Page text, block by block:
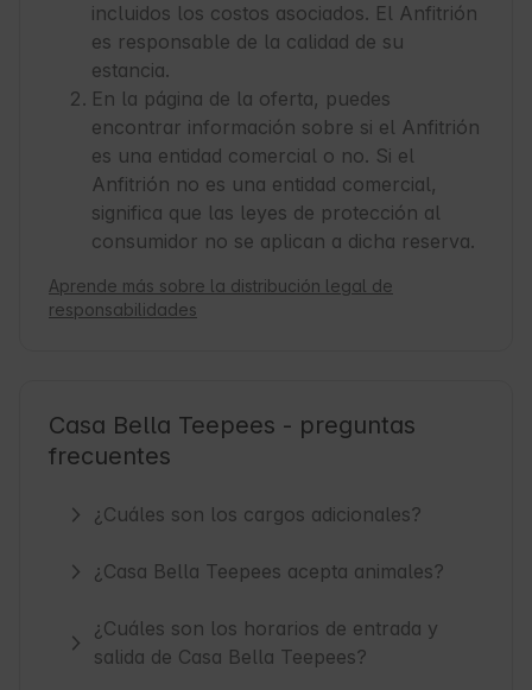
incluidos los costos asociados. El Anfitrión
es responsable de la calidad de su
estancia.
En la página de la oferta, puedes
encontrar información sobre si el Anfitrión
es una entidad comercial o no. Si el
Anfitrión no es una entidad comercial,
significa que las leyes de protección al
consumidor no se aplican a dicha reserva.
Aprende más sobre la distribución legal de
responsabilidades
Casa Bella Teepees - preguntas
frecuentes
¿Cuáles son los cargos adicionales?
¿Casa Bella Teepees acepta animales?
¿Cuáles son los horarios de entrada y
salida de Casa Bella Teepees?